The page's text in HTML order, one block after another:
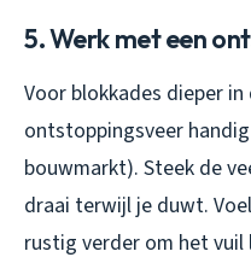
5. Werk met een
Voor blokkades dieper
ontstoppingsveer
bouwmarkt). Steek de
draai terwijl je duwt.
rustig verder om het